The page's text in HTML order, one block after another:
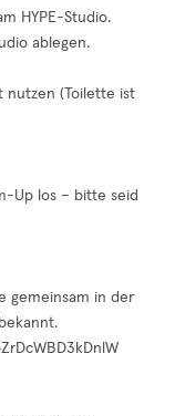
HYPE-Studio.
ablegen.
nutzen (Toilette ist
Up los – bitte seid
gemeinsam in der